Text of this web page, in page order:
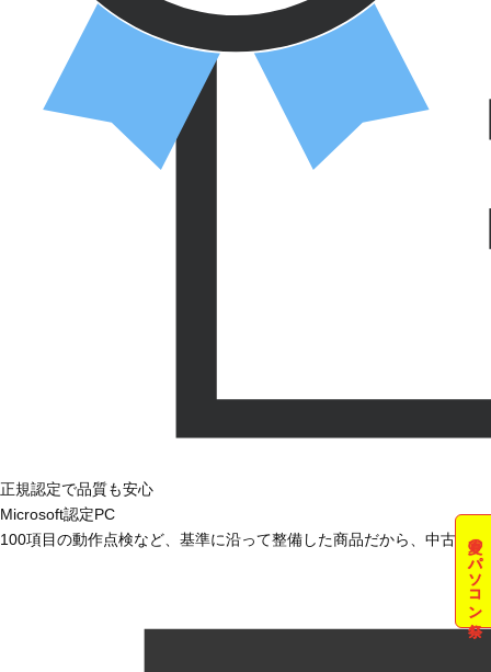
夏のパソコン祭
正規認定で品質も安心
Microsoft認定PC
100項目の動作点検など、基準に沿って整備した商品だから、中古で